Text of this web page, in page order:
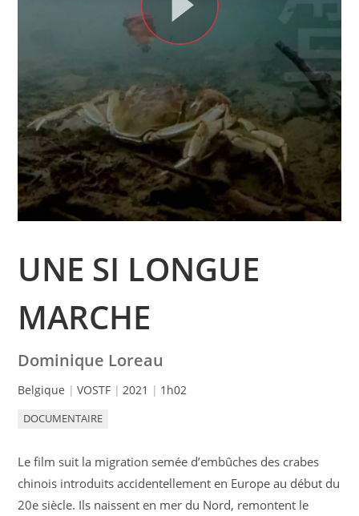
UNE SI LONGUE
MARCHE
Dominique Loreau
Belgique VOSTF 2021 1h02
DOCUMENTAIRE
Le film suit la migration semée d’embûches des crabes
chinois introduits accidentellement en Europe au début du
20e siècle. Ils naissent en mer du Nord, remontent le